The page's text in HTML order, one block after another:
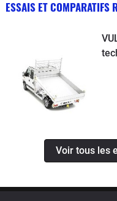
ESSAIS ET COMPARATIFS
Voir tous les